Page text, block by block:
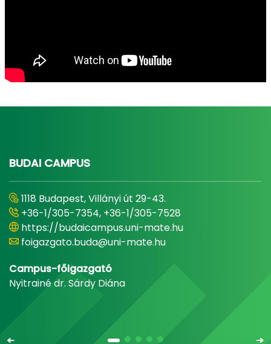
BUDAI CAMPUS
1118 Budapest, Villányi út 29-43.
+36-1/305-7354, +36-1/305-7528
https://budaicampus.uni-mate.hu
foigazgato.buda@uni-mate.hu
Campus-főigazgató
Nyitrainé dr. Sárdy Diána